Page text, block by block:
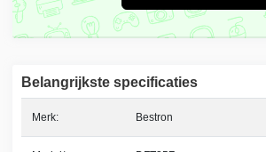
Belangrijkste specificaties
Merk: Bestron